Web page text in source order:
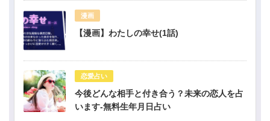
漫画
【漫画】わたしの幸せ(1話)
恋愛占い
今後どんな相手と付き合う？未来の恋人を占
います-無料生年月日占い